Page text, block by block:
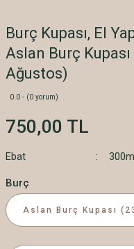
Burç Kupası, El
Aslan Burç
Ağustos)
0.0 - (0 yorum)
750,00 TL
Ebat
Burç